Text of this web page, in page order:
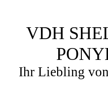
VDH
Ihr Liebling